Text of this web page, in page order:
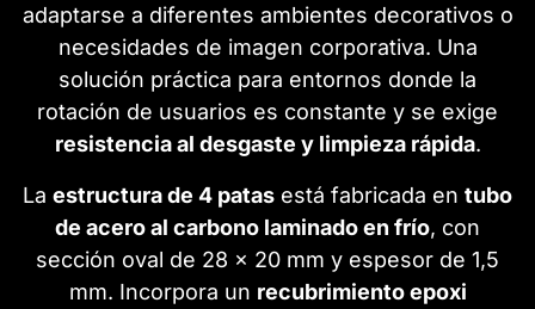
adaptarse a diferentes ambientes decorativos o
necesidades de imagen corporativa. Una
solución práctica para entornos donde la
rotación de usuarios es constante y se exige
resistencia al desgaste y limpieza rápida.
La estructura de 4 patas está fabricada en tubo
de acero al carbono laminado en frío, con
sección oval de 28 x 20 mm y espesor de 1,5
mm. Incorpora un recubrimiento epoxi